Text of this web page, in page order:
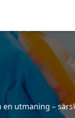
en utmaning –